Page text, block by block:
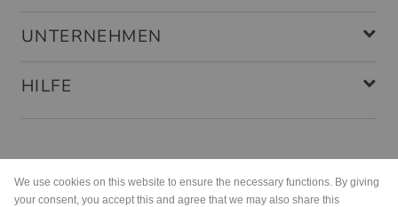
UNTERNEHMEN
HILFE
We use cookies on this website to ensure the necessary functions. By giving
your consent, you accept this and agree that we may also share this